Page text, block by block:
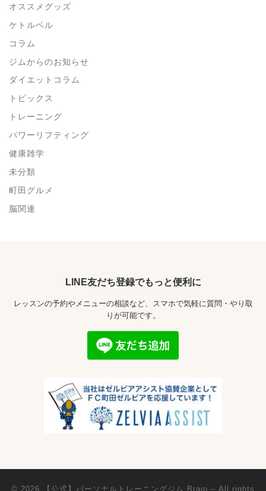
オススメグッズ
ケトルベル
コラム
ジムからのお知らせ
ダイエットコラム
トピックス
トレーニング
パワーリフティング
健康雑学
未分類
町田グルメ
脳関連
LINE友だち登録でもっと便利に
レッスンの予約やメニューの相談など、スマホで気軽に質問・やり取
りが可能です。
© 2026 【公式】パーソナルトレーニングジム Brain – All rights